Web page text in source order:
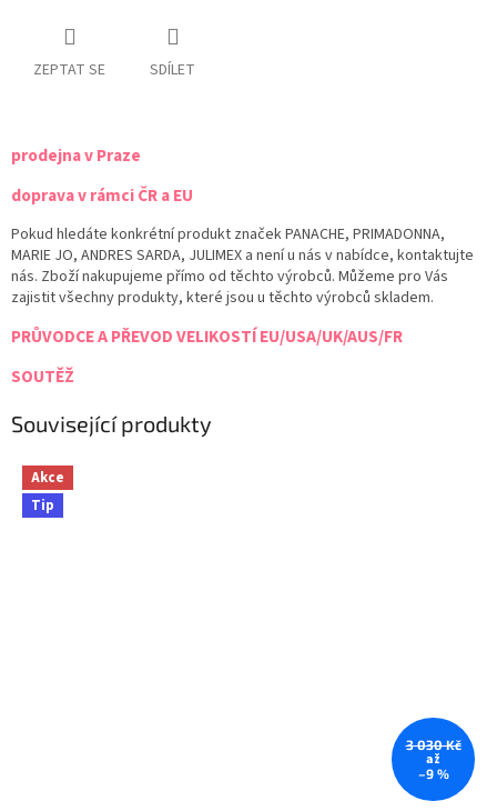
ZEPTAT SE SDÍLET
prodejna v Praze
doprava v rámci ČR a EU
Pokud hledáte konkrétní produkt značek PANACHE, PRIMADONNA,
MARIE JO, ANDRES SARDA, JULIMEX a není u nás v nabídce, kontaktujte
nás. Zboží nakupujeme přímo od těchto výrobců. Můžeme pro Vás
zajistit všechny produkty, které jsou u těchto výrobců skladem.
PRŮVODCE A PŘEVOD VELIKOSTÍ EU/USA/UK/AUS/FR
SOUTĚŽ
Související produkty
Akce
Tip
3 030 Kč
až
–9 %